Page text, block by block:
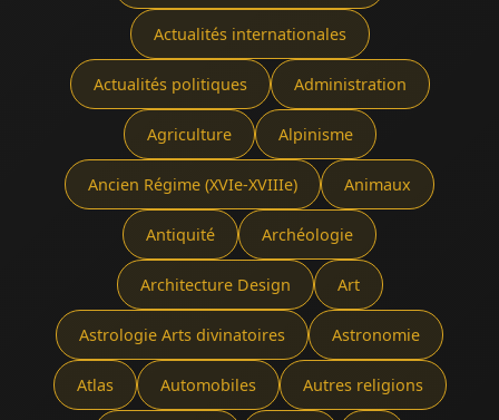
Actualités internationales
Actualités politiques Administration
Agriculture Alpinisme
Ancien Régime (XVIe-XVIIIe) Animaux
Antiquité Archéologie
Architecture Design Art
Astrologie Arts divinatoires Astronomie
Atlas Automobiles Autres religions